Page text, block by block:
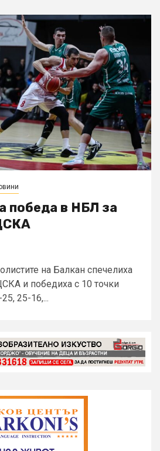
победа в НБЛ за
на Балкан спечелиха
и победиха с 10 точки
25-16,...